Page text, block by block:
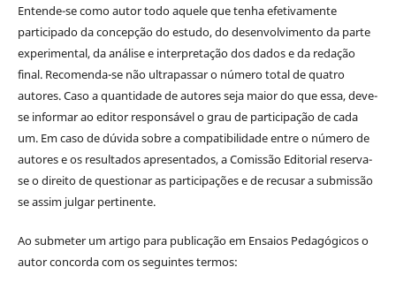
Entende-se como autor todo aquele que tenha efetivamente
participado da concepção do estudo, do desenvolvimento da parte
experimental, da análise e interpretação dos dados e da redação
final. Recomenda-se não ultrapassar o número total de quatro
autores. Caso a quantidade de autores seja maior do que essa, deve-
se informar ao editor responsável o grau de participação de cada
um. Em caso de dúvida sobre a compatibilidade entre o número de
autores e os resultados apresentados, a Comissão Editorial reserva-
se o direito de questionar as participações e de recusar a submissão
se assim julgar pertinente.
Ao submeter um artigo para publicação em Ensaios Pedagógicos o
autor concorda com os seguintes termos: